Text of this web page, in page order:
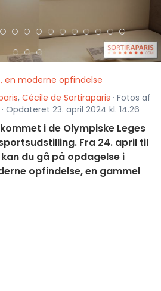
en moderne opfindelse
, Cécile de Sortiraparis · Fotos af
Opdateret 23. april 2024 kl. 14.26
i de Olympiske Leges
Fra 24. april til
du gå på opdagelse i
opfindelse, en gammel